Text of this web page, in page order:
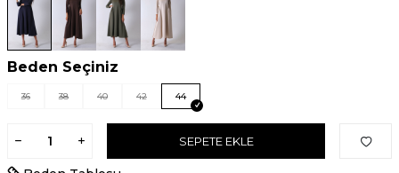
Beden Seçiniz
36 38 40 42 44
SEPETE EKLE